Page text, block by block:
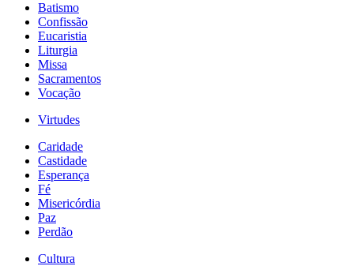
Batismo
Confissão
Eucaristia
Liturgia
Missa
Sacramentos
Vocação
Virtudes
Caridade
Castidade
Esperança
Fé
Misericórdia
Paz
Perdão
Cultura